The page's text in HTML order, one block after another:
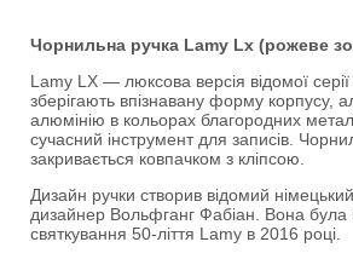
Чорнильна ручка Lamy Lx (рожеве
Lamy LX — люксова версія відомої
зберігають впізнавану форму корпусу,
алюмінію в кольорах благородних
сучасний інструмент для записів.
закривається ковпачком з кліпсою.
Дизайн ручки створив відомий німецький
дизайнер Вольфганг Фабіан. Вона
святкування 50-ліття Lamy в 2016 році.